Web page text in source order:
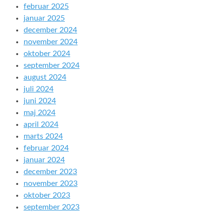
februar 2025
januar 2025
december 2024
november 2024
oktober 2024
september 2024
august 2024
juli 2024
juni 2024
maj 2024
april 2024
marts 2024
februar 2024
januar 2024
december 2023
november 2023
oktober 2023
september 2023